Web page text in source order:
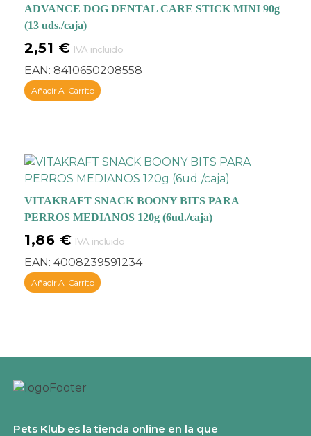
ADVANCE DOG DENTAL CARE STICK MINI 90g
(13 uds./caja)
2,51 € IVA incluido
EAN: 8410650208558
Añadir Al Carrito
VITAKRAFT SNACK BOONY BITS PARA
PERROS MEDIANOS 120g (6ud./caja)
1,86 € IVA incluido
EAN: 4008239591234
Añadir Al Carrito
Pets Klub es la tienda online en la que